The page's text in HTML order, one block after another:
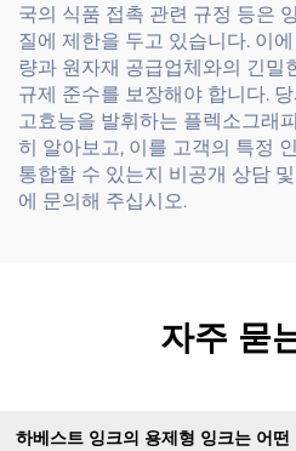
국의 식품 접촉 관련 규정 등은
질에 제한을 두고 있습니다. 이
량과 원자재 공급업체와의 긴밀
규제 준수를 보장해야 합니다.
고효능을 발휘하는 플렉소그래
히 알아보고, 이를 고객의 특정
통합할 수 있는지 비공개 상담
에 문의해 주십시오.
자주 묻
하베스트 잉크의 용제형 잉크는 어떤